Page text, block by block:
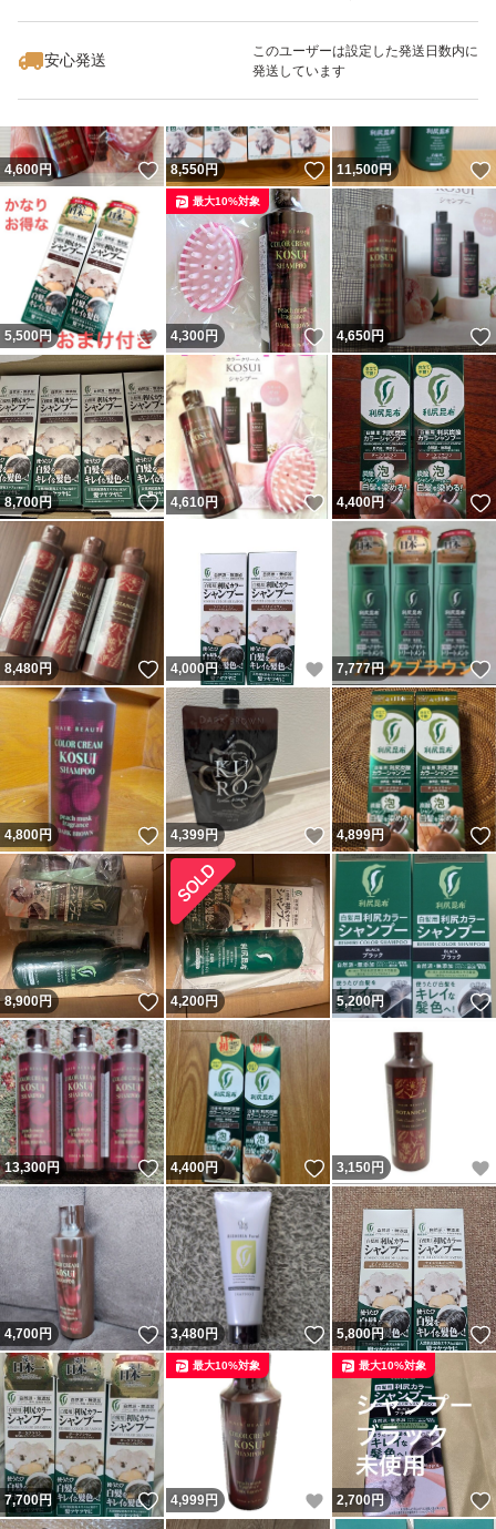
安心発送
このユーザーは設定した発送日数内に
発送しています
4,600円 いいね！
8,550円 いいね！
11,500円
5,500円 いいね！
4,300円 いいね！
最大10%対象
4,650円
8,700円 いいね！
4,610円 いいね！
4,400円
8,480円 いいね！
4,000円 いいね！
7,777円
4,800円 いいね！
4,399円 いいね！
4,899円
8,900円 いいね！
4,200円 5,200円
13,300円 いいね！
4,400円 いいね！
3,150 円
4,700円 いいね！
3,480円 いいね！
5,800円
7,700円 いいね！
4,999円 いいね！
最大10%対象
2,700円
最大10%対象